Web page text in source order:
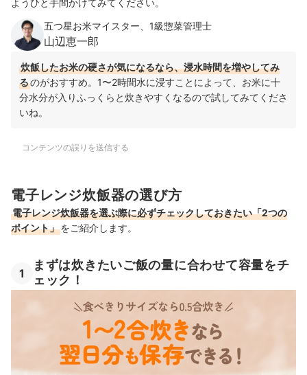
ようひと手間かけてみてください。
五つ星お米マイスター、1級惣菜管理士
山辺恵一郎
炊飯したお米の硬さが気になるなら、浸水時間を増やしてみ
るのがおすすめ。1〜2時間水に浸すことによって、お米に十
分水分が入りふっくらと炊きやすくなるので試してみてくださ
いね。
コンテンツの誤りを送信する
電子レンジ炊飯器の選び方
電子レンジ炊飯器を選ぶ際に必ずチェックしておきたい「2つの
ポイント」をご紹介します。
1
まずは炊きたいご飯の量に合わせて容量をチ
ェック！